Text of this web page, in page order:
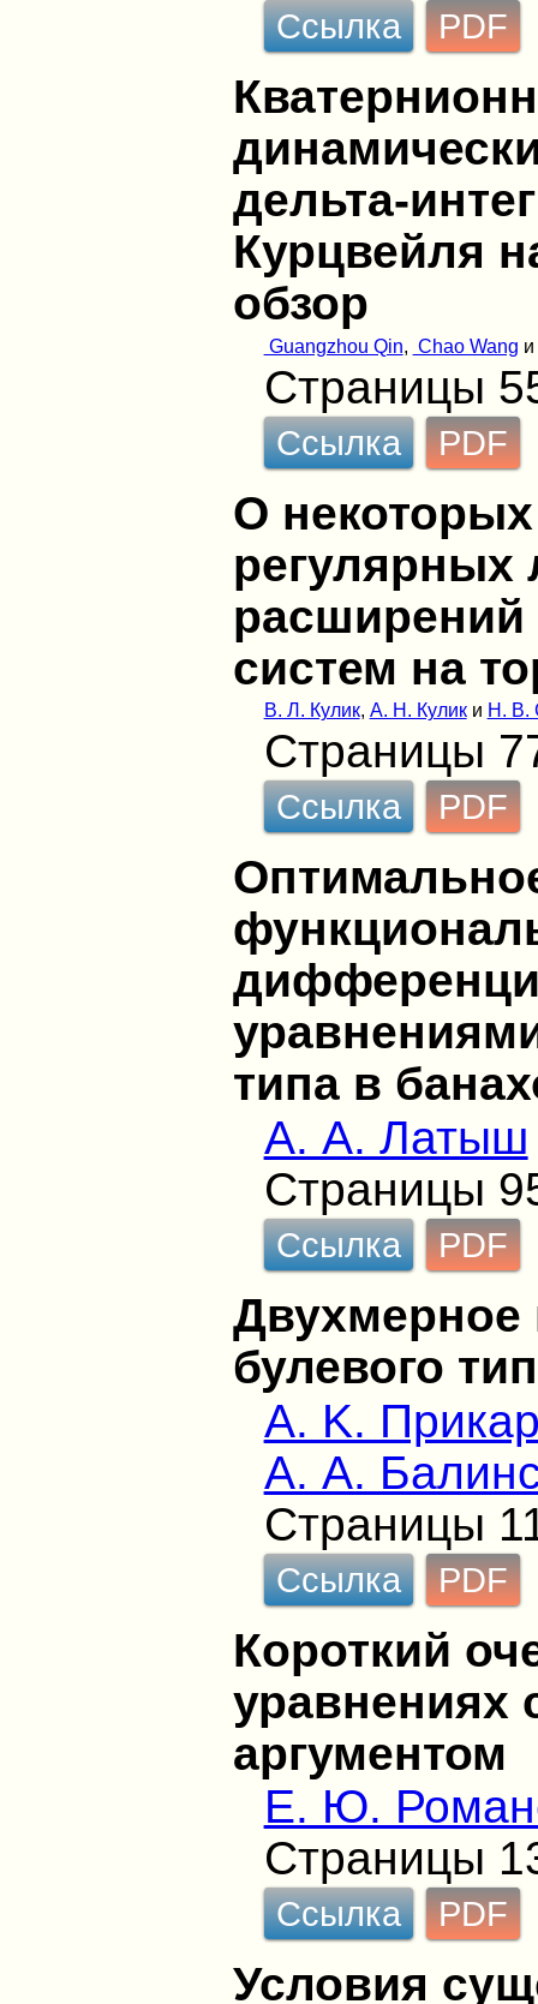
Ссылка PDF
дельта-
Курцвейля
обзор
Guangzhou Qin, Chao Wang и
Страницы
Ссылка PDF
О
регулярных
расширений
систем на
В. Л. Кулик, А. Н. Кулики Н. В.
Страницы
Ссылка PDF
типа в
А. А. Латыш
Страницы
Ссылка PDF
Двухмерное
булевого
А. K.
А. А.
Страницы
Ссылка PDF
Короткий
аргументом
Е. Ю.
Страницы
Ссылка PDF
Условия